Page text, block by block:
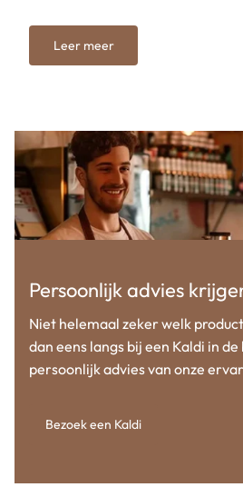
Leer meer
Persoonlijk advies
Niet helemaal zeker welk
dan eens langs bij een Kaldi in
persoonlijk advies van onze
Bezoek een Kaldi